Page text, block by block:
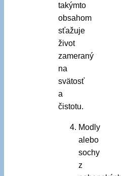
takýmto
obsahom
sťažuje
život
zameraný
na
svätosť
a
čistotu.
Modly
alebo
sochy
z